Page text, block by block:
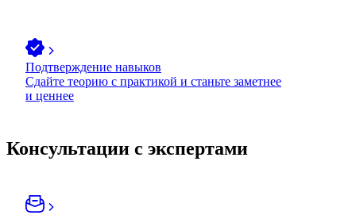
Подтверждение навыков
Сдайте теорию с практикой и станьте заметнее
и ценнее
Консультации с экспертами